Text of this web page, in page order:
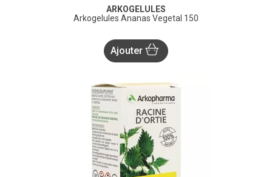
ARKOGELULES
Arkogelules Ananas Vegetal 150
Ajouter